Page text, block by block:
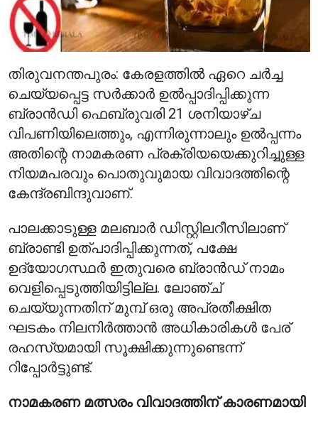
തിരുവനന്തപുരം: കേരളത്തിൽ ഏറെ ചർച്ച
ചെയ്യപ്പെട്ട സർക്കാർ ഉൽപ്പാദിപ്പിക്കുന്ന
ബ്രാൻഡി ഫെബ്രുവരി 21 ശനിയാഴ്ച
വിപണിയിലെത്തും, എന്നിരുന്നാലും ഉൽപ്പന്നം
അതിന്റെ നാമകരണ പ്രക്രിയയെക്കുറിച്ചുള്ള
നിയമപരവും പൊതുവുമായ വിവാദത്തിന്റെ
കേന്ദ്രബിന്ദുവാണ്.
പാലക്കാടുള്ള മലബാർ ഡിസ്റ്റിലറീസിലാണ്
ബ്രാണ്ടി ഉത്പാദിപ്പിക്കുന്നത്, പക്ഷേ
ഉദ്യോഗസ്ഥർ ഇതുവരെ ബ്രാൻഡ് നാമം
വെളിപ്പെടുത്തിയിട്ടില്ല. ലോഞ്ച്
ചെയ്യുന്നതിന് മുമ്പ് ഒരു അപ്രതീക്ഷിത
ഘടകം നിലനിർത്താൻ അധികാരികൾ പേര്
രഹസ്യമായി സൂക്ഷിക്കുന്നുണ്ടെന്ന്
റിപ്പോർട്ടുണ്ട്.
നാമകരണ മത്സരം വിവാദത്തിന് കാരണമായി